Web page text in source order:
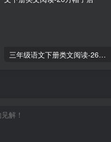
三年级语文下册类文阅读-26方帽子店